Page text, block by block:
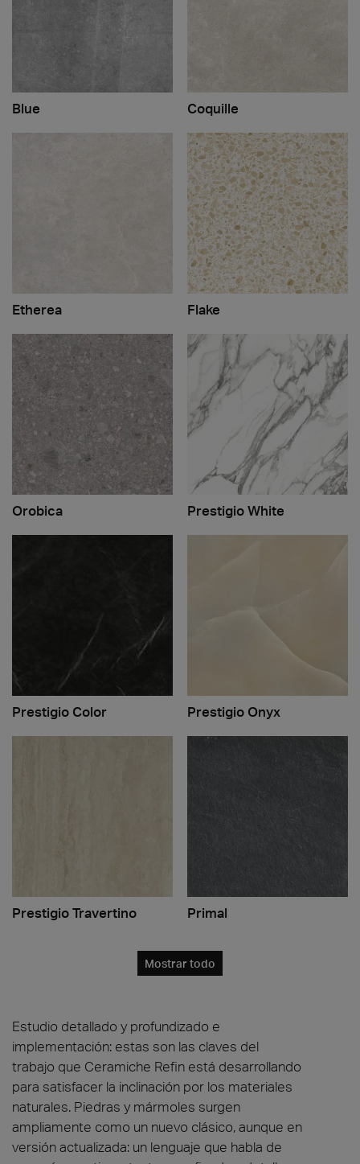
Blue Coquille
Etherea Flake
Orobica Prestigio White
Prestigio Color Prestigio Onyx
Prestigio Travertino Primal
Mostrar todo
Estudio detallado y profundizado e
implementación: estas son las claves del
trabajo que Ceramiche Refin está desarrollando
para satisfacer la inclinación por los materiales
naturales. Piedras y mármoles surgen
ampliamente como un nuevo clásico, aunque en
versión actualizada: un lenguaje que habla de